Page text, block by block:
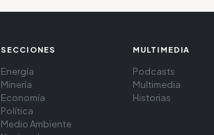
SECCIONES
Energía
Minería
Economía
Política
Medio Ambiente
MULTIMEDIA
Podcasts
Multimedia
Historias